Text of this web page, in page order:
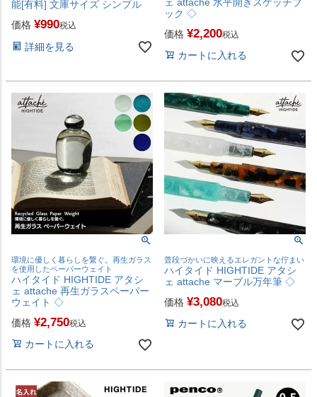
能[有料] 文庫サイズ シンプル
価格 ¥990税込
詳細を見る
ック ◇
価格 ¥2,200税込
カートに入れる
環境に優しく暮らしを繋ぐ。再生ガラス
を使用したペーパーウェイト
ハイタイド HIGHTIDE アタシ
ェ attache 再生ガラスペーパー
ウェイト ◇
価格 ¥2,750税込
カートに入れる
普段づかいに映えるエレガントな佇まい
ハイタイド HIGHTIDE アタシ
ェ attache マーブル万年筆 ◇
価格 ¥3,080税込
カートに入れる